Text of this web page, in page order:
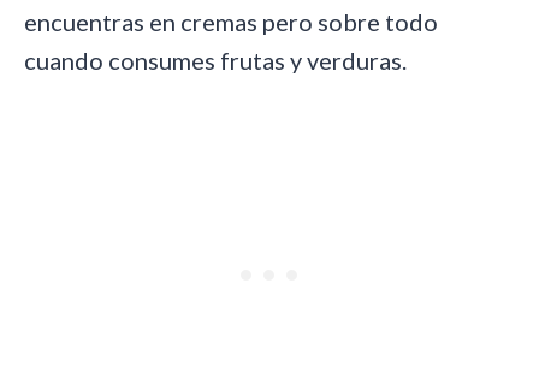
encuentras en cremas pero sobre todo
cuando consumes frutas y verduras.